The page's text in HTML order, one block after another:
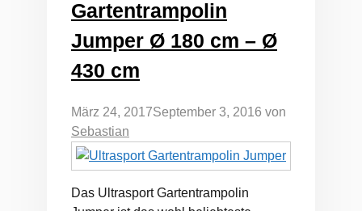
Gartentrampolin
Jumper Ø 180 cm – Ø
430 cm
März 24, 2017September 3, 2016 von
Sebastian
Das Ultrasport Gartentrampolin